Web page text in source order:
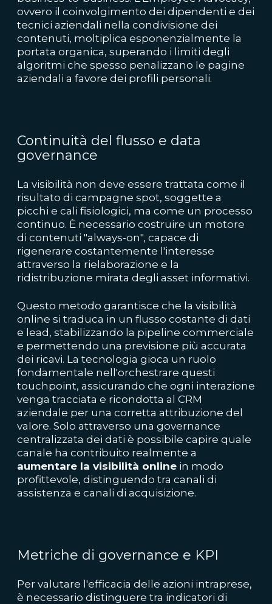
ovvero il coinvolgimento dei dipendenti e dei
tecnici aziendali nella condivisione dei
contenuti, moltiplica esponenzialmente la
portata organica, superando i limiti degli
algoritmi che spesso penalizzano le pagine
aziendali a favore dei profili personali.
Continuità del flusso e data
governance
La visibilità non deve essere trattata come il
risultato di campagne spot, soggette a
picchi e cali fisiologici, ma come un processo
continuo. È necessario costruire un motore
di contenuti "always-on", capace di
rigenerare costantemente l'interesse
attraverso la rielaborazione e la
ridistribuzione mirata degli asset informativi.
Questo metodo garantisce che la visibilità
online si traduca in un flusso costante di dati
e lead, stabilizzando la pipeline commerciale
e permettendo una previsione più accurata
dei ricavi. La tecnologia gioca un ruolo
fondamentale nell'orchestrare questi
touchpoint, assicurando che ogni interazione
venga tracciata e ricondotta al CRM
aziendale per una corretta attribuzione del
valore. Solo attraverso una governance
centralizzata dei dati è possibile capire quale
canale ha contribuito realmente a
aumentare la visibilità online in modo
profittevole, distinguendo tra canali di
assistenza e canali di acquisizione.
Metriche di governance e KPI
Per valutare l'efficacia delle azioni intraprese,
è necessario distinguere tra indicatori di